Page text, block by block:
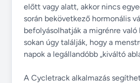
előtt vagy alatt, akkor nincs
során bekövetkező hormonális
befolyásolhatják a migrénre való
sokan úgy találják, hogy a
napok a legállandóbb „kiváltó
A Cycletrack alkalmazás